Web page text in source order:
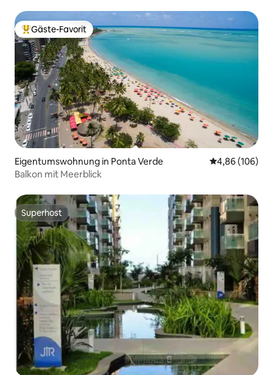
Beliebter Gäste-Favorit.
Gäste-Favorit
Eigentumswohnung in Ponta Verde
4,86 (106)
Balkon mit Meerblick
Superhost
Superhost